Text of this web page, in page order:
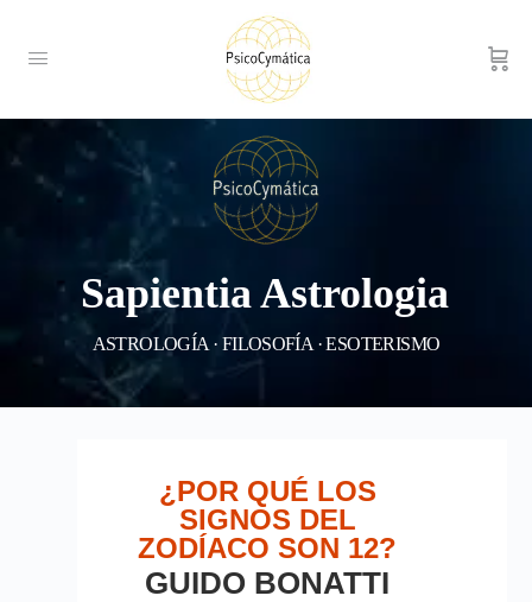
Sapientia Astrologia
ASTROLOGÍA · FILOSOFÍA · ESOTERISMO
¿POR QUÉ LOS
SIGNOS DEL
ZODÍACO SON 12?
GUIDO BONATTI